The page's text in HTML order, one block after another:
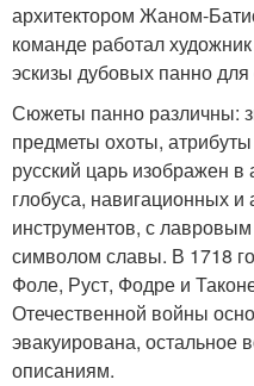
архитектором Жаном-
команде работал
эскизы дубовых панно для
Сюжеты панно различны:
предметы охоты,
русский царь изображен
глобуса, навигационных и
инструментов, с
символом славы. В 1718
Фоле, Руст, Фодре и
Отечественной войны
эвакуирована, остальное
описаниям.